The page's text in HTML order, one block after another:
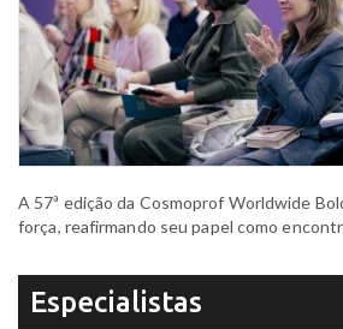
A 57ª edição da Cosmoprof Worldwide
força, reafirmando seu papel como
Especialistas